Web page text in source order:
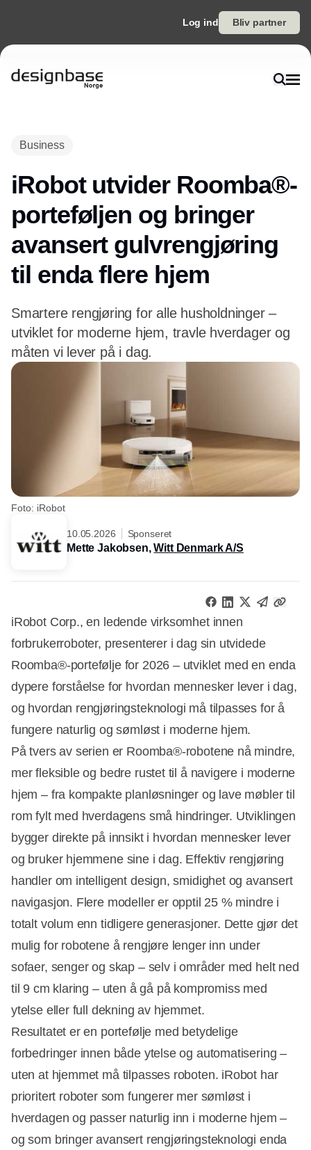
Log ind Bliv partner
Business
iRobot utvider Roomba®-
porteføljen og bringer
avansert gulvrengjøring
til enda flere hjem
Smartere rengjøring for alle husholdninger –
utviklet for moderne hjem, travle hverdager og
måten vi lever på i dag.
Foto: iRobot
10.05.2026 Sponseret
Mette Jakobsen,Witt Denmark A/S
iRobot Corp., en ledende virksomhet innen
forbrukerroboter, presenterer i dag sin utvidede
Roomba®-portefølje for 2026 – utviklet med en enda
dypere forståelse for hvordan mennesker lever i dag,
og hvordan rengjøringsteknologi må tilpasses for å
fungere naturlig og sømløst i moderne hjem.
På tvers av serien er Roomba®-robotene nå mindre,
mer fleksible og bedre rustet til å navigere i moderne
hjem – fra kompakte planløsninger og lave møbler til
rom fylt med hverdagens små hindringer. Utviklingen
bygger direkte på innsikt i hvordan mennesker lever
og bruker hjemmene sine i dag. Effektiv rengjøring
handler om intelligent design, smidighet og avansert
navigasjon. Flere modeller er opptil 25 % mindre i
totalt volum enn tidligere generasjoner. Dette gjør det
mulig for robotene å rengjøre lenger inn under
sofaer, senger og skap – selv i områder med helt ned
til 9 cm klaring – uten å gå på kompromiss med
ytelse eller full dekning av hjemmet.
Resultatet er en portefølje med betydelige
forbedringer innen både ytelse og automatisering –
uten at hjemmet må tilpasses roboten. iRobot har
prioritert roboter som fungerer mer sømløst i
hverdagen og passer naturlig inn i moderne hjem –
og som bringer avansert rengjøringsteknologi enda